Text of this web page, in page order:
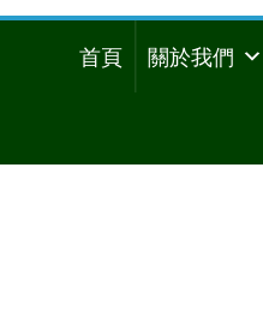
首頁 關於我們